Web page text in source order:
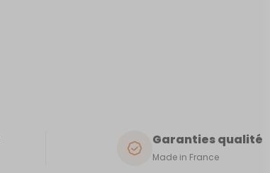
Garanties qualité
Made in France